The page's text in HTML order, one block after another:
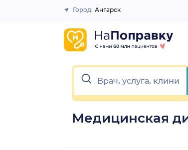
Закрыть
Город: Ангарск
Медицинская